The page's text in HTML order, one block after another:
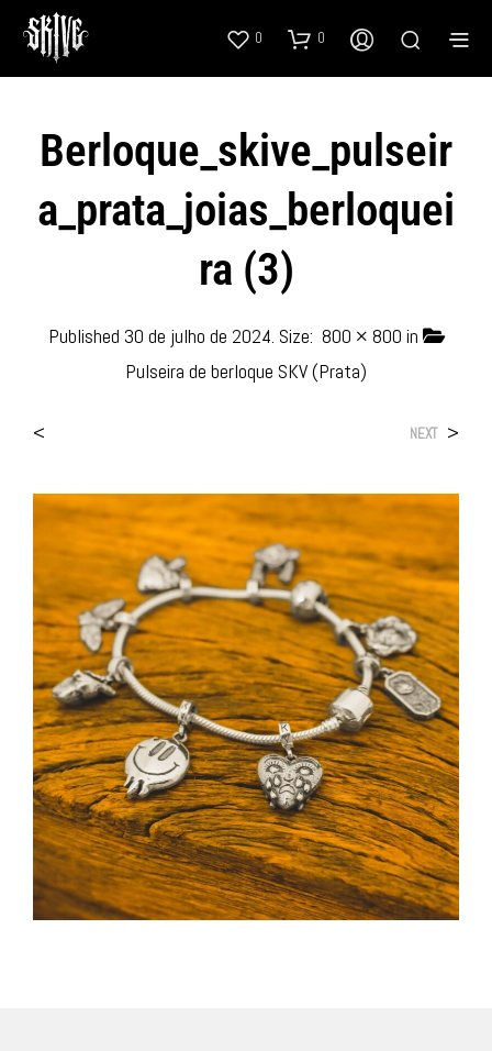
0 0
Berloque_skive_pulseir
A_prata_joias_berloquei
Ra (3)
Published 30 de julho de 2024. Size: 800 × 800 in
Pulseira de berloque SKV (Prata)
< NEXT >